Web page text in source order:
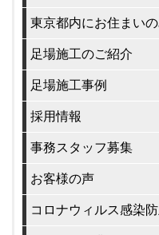
東京都内にお住まい
足場施工のご紹介
足場施工事例
採用情報
事務スタッフ募集
お客様の声
コロナウィルス感染